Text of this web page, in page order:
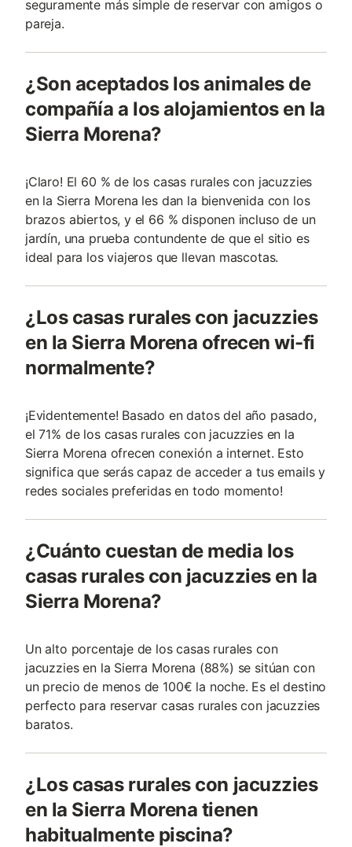
seguramente más simple de reservar con amigos o
pareja.
¿Son aceptados los animales de
compañía a los alojamientos en la
Sierra Morena?
¡Claro! El 60 % de los casas rurales con jacuzzies
en la Sierra Morena les dan la bienvenida con los
brazos abiertos, y el 66 % disponen incluso de un
jardín, una prueba contundente de que el sitio es
ideal para los viajeros que llevan mascotas.
¿Los casas rurales con jacuzzies
en la Sierra Morena ofrecen wi-fi
normalmente?
¡Evidentemente! Basado en datos del año pasado,
el 71% de los casas rurales con jacuzzies en la
Sierra Morena ofrecen conexión a internet. Esto
significa que serás capaz de acceder a tus emails y
redes sociales preferidas en todo momento!
¿Cuánto cuestan de media los
casas rurales con jacuzzies en la
Sierra Morena?
Un alto porcentaje de los casas rurales con
jacuzzies en la Sierra Morena (88%) se sitúan con
un precio de menos de 100€ la noche. Es el destino
perfecto para reservar casas rurales con jacuzzies
baratos.
¿Los casas rurales con jacuzzies
en la Sierra Morena tienen
habitualmente piscina?